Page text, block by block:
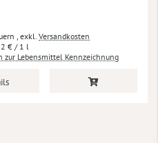
, exkl. Versandkosten
€/ 1 l
zur Lebensmittel Kennzeichnung